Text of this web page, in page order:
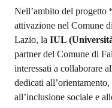
Nell’ambito del progetto
attivazione nel Comune
Lazio, la IUL
partner del Comune di
interessati a collaborare
dedicati
all’inclusione sociale e